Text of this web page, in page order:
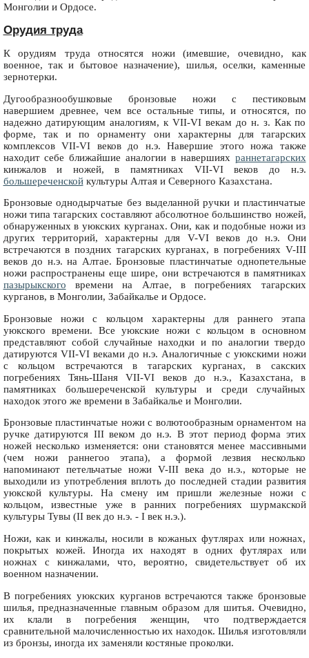
Монголии и Ордосе.
Орудия труда
К орудиям труда относятся ножи (имевшие, очевидно, как
военное, так и бытовое назначение), шилья, оселки, каменные
зернотерки.
Дугообразнообушковые бронзовые ножи с пестиковым
навершием древнее, чем все остальные типы, и относятся, по
надежно датирующим аналогиям, к VII-VI векам до н. з. Как по
форме, так и по орнаменту они характерны для тагарских
комплексов VII-VI веков до н.э. Навершие этого ножа также
находит себе ближайшие аналогии в навершиях раннетагарских
кинжалов и ножей, в памятниках VII-VI веков до н.э.
большереченскойкультуры Алтая и Северного Казахстана.
Бронзовые однодырчатые без выделанной ручки и пластинчатые
ножи типа тагарских составляют абсолютное большинство ножей,
обнаруженных в уюкских курганах. Они, как и подобные ножи из
других территорий, характерны для V-VI веков до н.э. Они
встречаются в поздних тагарских курганах, в погребениях V-III
веков до н.э. на Алтае. Бронзовые пластинчатые однопетельные
ножи распространены еще шире, они встречаются в памятниках
пазырыкского времени на Алтае, в погребениях тагарских
курганов, в Монголии, Забайкалье и Ордосе.
Бронзовые ножи с кольцом характерны для раннего этапа
уюкского времени. Все уюкские ножи с кольцом в основном
представляют собой случайные находки и по аналогии твердо
датируются VII-VI веками до н.э. Аналогичные с уюкскими ножи
с кольцом встречаются в тагарских курганах, в сакских
погребениях Тянь-Шаня VII-VI веков до н.э., Казахстана, в
памятниках большереченской культуры и среди случайных
находок этого же времени в Забайкалье и Монголии.
Бронзовые пластинчатые ножи с волютообразным орнаментом на
ручке датируются III веком до н.э. В этот период форма этих
ножей несколько изменяется: они становятся менее массивными
(чем ножи раннегоo этапа), а формой лезвия несколько
напоминают петельчатые ножи V-III века до н.э., которые не
выходили из употребления вплоть до последней стадии развития
уюкской культуры. На смену им пришли железные ножи с
кольцом, известные уже в ранних погребениях шурмакской
культуры Тувы (II век до н.э. - I век н.э.).
Ножи, как и кинжалы, носили в кожаных футлярах или ножнах,
покрытых кожей. Иногда их находят в одних футлярах или
ножнах с кинжалами, что, вероятно, свидетельствует об их
военном назначении.
В погребениях уюкских курганов встречаются также бронзовые
шилья, предназначенные главным образом для шитья. Очевидно,
их клали в погребения женщин, что подтверждается
сравнительной малочисленностью их находок. Шилья изготовляли
из бронзы, иногда их заменяли костяные проколки.